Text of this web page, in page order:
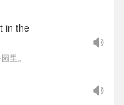
in the
里。